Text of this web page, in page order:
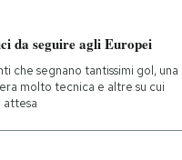
da seguire agli Europei
che segnano tantissimi gol, una
molto tecnica e altre su cui
attesa